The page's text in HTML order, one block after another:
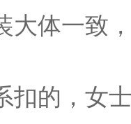
大体一致
扣的，女